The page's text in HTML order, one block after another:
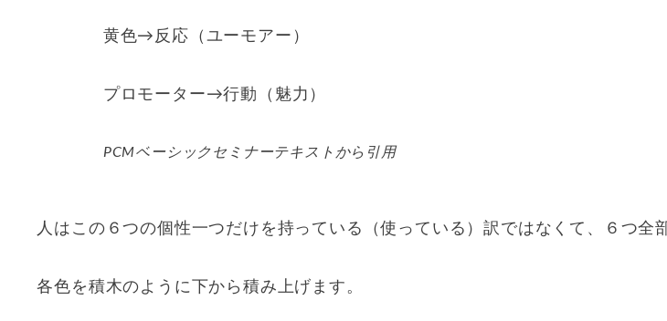
黄色→反応（ユーモアー）
プロモーター→行動（魅力）
PCMベーシックセミナーテキストから引用
人はこの６つの個性一つだけを持っている（使っている）訳ではなくて、６つ全
各色を積木のように下から積み上げます。